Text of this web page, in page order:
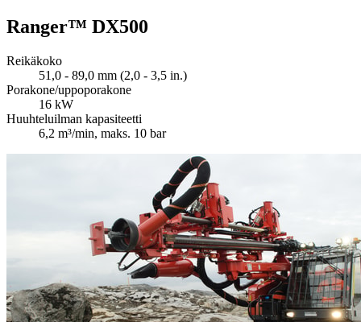
Ranger™ DX500
Reikäkoko
51,0 - 89,0 mm (2,0 - 3,5 in.)
Porakone/uppoporakone
16 kW
Huuhteluilman kapasiteetti
6,2 m³/min, maks. 10 bar